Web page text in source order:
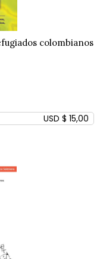
colombianos
USD $ 15,00